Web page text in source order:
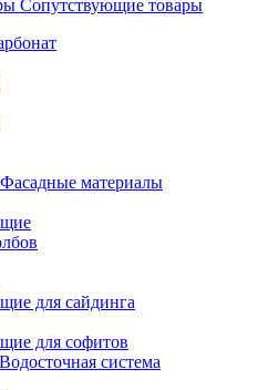
Сопутствующие товары
Фасадные материалы
для сайдинга
для софитов
Водосточная система